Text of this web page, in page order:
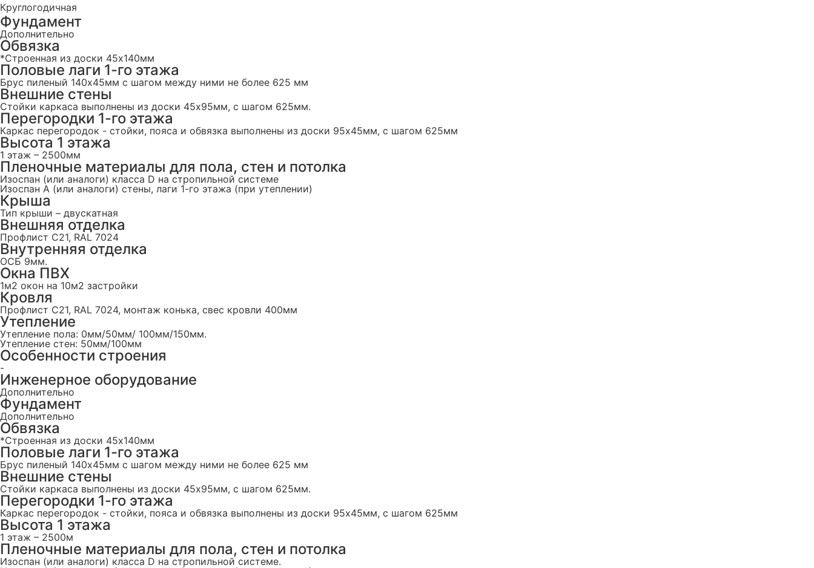
Круглогодичная
Фундамент
Дополнительно
Обвязка
*Строенная из доски 45х140мм
Половые лаги 1-го этажа
Брус пиленый 140x45мм с шагом между ними не более 625 мм
Внешние стены
Стойки каркаса выполнены из доски 45х95мм, с шагом 625мм.
Перегородки 1-го этажа
Каркас перегородок - стойки, пояса и обвязка выполнены из доски 95х45мм, с шагом 625мм
Высота 1 этажа
1 этаж – 2500мм
Пленочные материалы для пола, стен и потолка
Изоспан (или аналоги) класса D на стропильной системе
Изоспан А (или аналоги) стены, лаги 1-го этажа (при утеплении)
Крыша
Тип крыши – двускатная
Внешняя отделка
Профлист C21, RAL 7024
Внутренняя отделка
ОСБ 9мм.
Окна ПВХ
1м2 окон на 10м2 застройки
Кровля
Профлист С21, RAL 7024, монтаж конька, свес кровли 400мм
Утепление
Утепление пола: 0мм/50мм/ 100мм/150мм.
Утепление стен: 50мм/100мм
Особенности строения
-
Инженерное оборудование
Дополнительно
Фундамент
Дополнительно
Обвязка
*Строенная из доски 45х140мм
Половые лаги 1-го этажа
Брус пиленый 140x45мм с шагом между ними не более 625 мм
Внешние стены
Стойки каркаса выполнены из доски 45х95мм, с шагом 625мм.
Перегородки 1-го этажа
Каркас перегородок - стойки, пояса и обвязка выполнены из доски 95х45мм, с шагом 625мм
Высота 1 этажа
1 этаж – 2500м
Пленочные материалы для пола, стен и потолка
Изоспан (или аналоги) класса D на стропильной системе.